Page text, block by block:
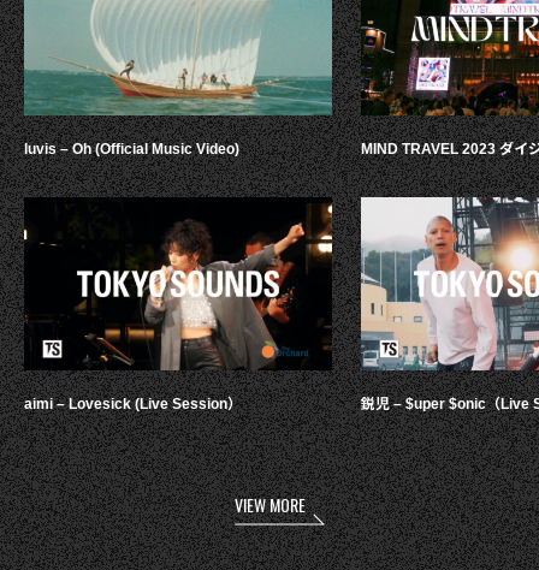
luvis – Oh (Official Music Video)
aimi – Lovesick (Live Session）
MIND TRAVEL 2023 ダイ
鋭児 – $uper $onic（Live
VIEW MORE